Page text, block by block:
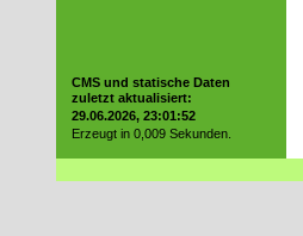
CMS und statische Daten
zuletzt aktualisiert:
29.06.2026, 23:01:52
Erzeugt in 0,009 Sekunden.